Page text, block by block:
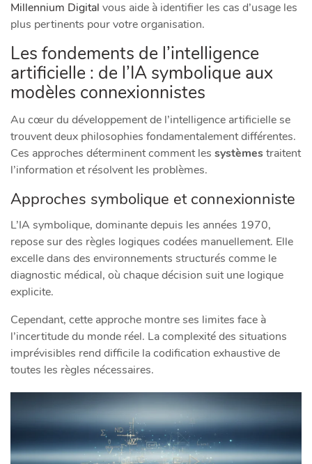
Millennium Digital vous aide à identifier les cas d’usage les
plus pertinents pour votre organisation.
Les fondements de l’intelligence
artificielle : de l’IA symbolique aux
modèles connexionnistes
Au cœur du développement de l’intelligence artificielle se
trouvent deux philosophies fondamentalement différentes.
Ces approches déterminent comment les systèmestraitent
l’information et résolvent les problèmes.
Approches symbolique et connexionniste
L’IA symbolique, dominante depuis les années 1970,
repose sur des règles logiques codées manuellement. Elle
excelle dans des environnements structurés comme le
diagnostic médical, où chaque décision suit une logique
explicite.
Cependant, cette approche montre ses limites face à
l’incertitude du monde réel. La complexité des situations
imprévisibles rend difficile la codification exhaustive de
toutes les règles nécessaires.